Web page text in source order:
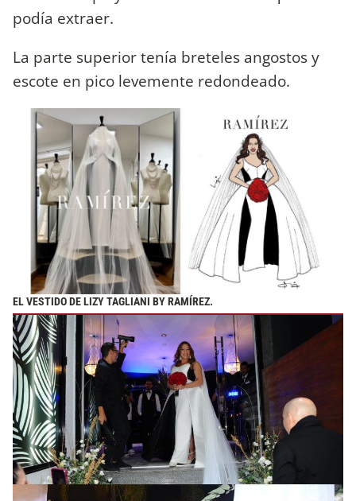
podía extraer.
La parte superior tenía breteles angostos y
escote en pico levemente redondeado.
EL VESTIDO DE LIZY TAGLIANI BY RAMÍREZ.